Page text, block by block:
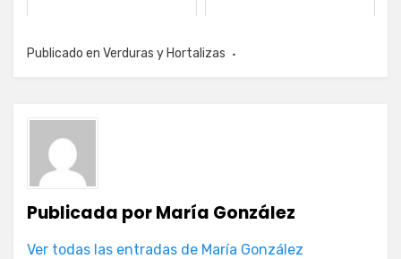
Publicado en Verduras y Hortalizas
Publicada porMaría González
Ver todas las entradas de María González